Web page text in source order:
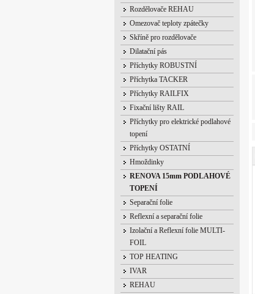
Rozdělovače REHAU
Omezovač teploty zpátečky
Skříně pro rozdělovače
Dilatační pás
Příchytky ROBUSTNÍ
Příchytka TACKER
Příchytky RAILFIX
Fixační lišty RAIL
Příchytky pro elektrické podlahové
topení
Příchytky OSTATNÍ
Hmoždinky
RENOVA 15mm PODLAHOVÉ
TOPENÍ
Separační folie
Reflexní a separační folie
Izolační a Reflexní folie MULTI-
FOIL
TOP HEATING
IVAR
REHAU